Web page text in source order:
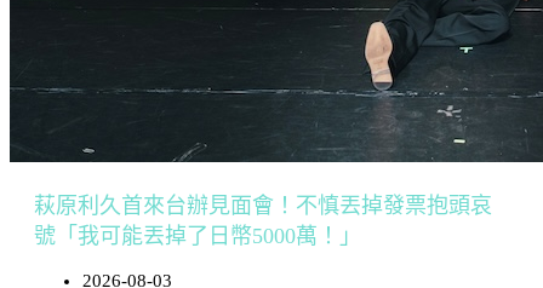
萩原利久首來台辦見面會！不慎丟掉發票抱頭哀
號「我可能丟掉了日幣5000萬！」
2026-08-03